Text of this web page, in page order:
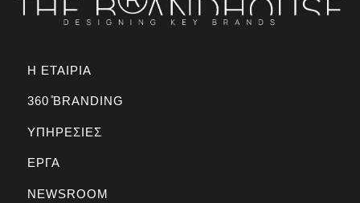
Η ΕΤΑΙΡΙΑ
360 ̊BRANDING
ΥΠΗΡΕΣΙΕΣ
ΕΡΓΑ
NEWSROOM